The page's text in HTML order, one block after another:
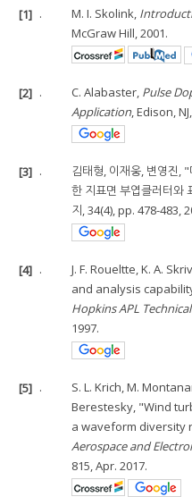
[1] . M. I. Skolink,
McGraw Hill, 2001.
[2] . C. Alabaster, Pulse
Application, Edison,
[3] .
김태형, 이재웅, 변영진,
한 지표면 부엽클러터와
지, 34(4), pp. 478-483,
[4] .
J. F. Roueltte, K. A.
and analysis
Hopkins APL
1997.
[5] .
S. L. Krich, M.
Berestesky, "Wind
a waveform diversity
Aerospace and
815, Apr. 2017.